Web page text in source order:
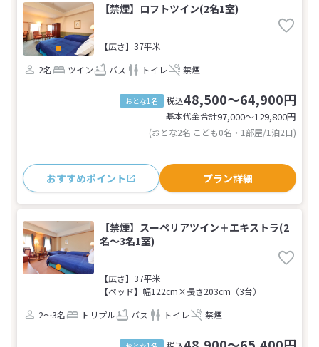
【禁煙】ロフトツイン(2名1室)
【広さ】37平米
2名
ツイン バス トイレ 禁煙
おとな1名 税込48,500～64,900円
基本代金合計97,000〜129,800円
(おとな2名 こども0名・1部屋/1泊2日)
おすすめポイント プラン詳細
【禁煙】スーペリアツイン＋エキストラ(2
名～3名1室)
【広さ】37平米
【ベッド】幅122cm×長さ203cm（3台）
2～3名
トリプル バス トイレ 禁煙